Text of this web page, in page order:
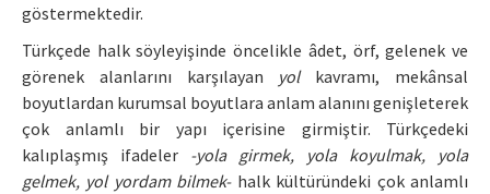
göstermektedir.
Türkçede halk söyleyişinde öncelikle âdet, örf, gelenek ve
görenek alanlarını karşılayan yolkavramı, mekânsal
boyutlardan kurumsal boyutlara anlam alanını genişleterek
çok anlamlı bir yapı içerisine girmiştir. Türkçedeki
kalıplaşmış ifadeler -yola girmek, yola koyulmak, yola
gelmek, yol yordam bilmek-halk kültüründeki çok anlamlı